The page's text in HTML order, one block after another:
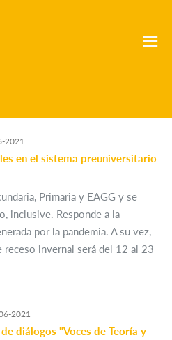
2021
en el sistema preuniversitario
Primaria y EAGG y se
inclusive. Responde a la
por la pandemia. A su vez,
invernal será del 12 al 23
2021
diálogos "Voces de Teoría y